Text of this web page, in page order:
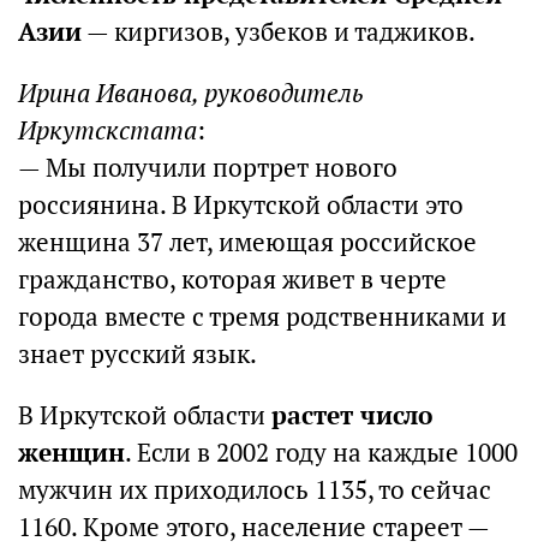
Азии— киргизов, узбеков и таджиков.
Ирина Иванова, руководитель
Иркутскстата:
— Мы получили портрет нового
россиянина. В Иркутской области это
женщина 37 лет, имеющая российское
гражданство, которая живет в черте
города вместе с тремя родственниками и
знает русский язык.
В Иркутской области растет число
женщин. Если в 2002 году на каждые 1000
мужчин их приходилось 1135, то сейчас
1160. Кроме этого, население стареет —